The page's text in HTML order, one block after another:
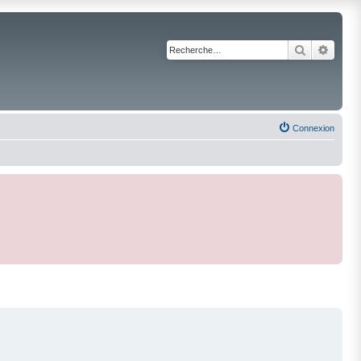
Rechercher
Connexion